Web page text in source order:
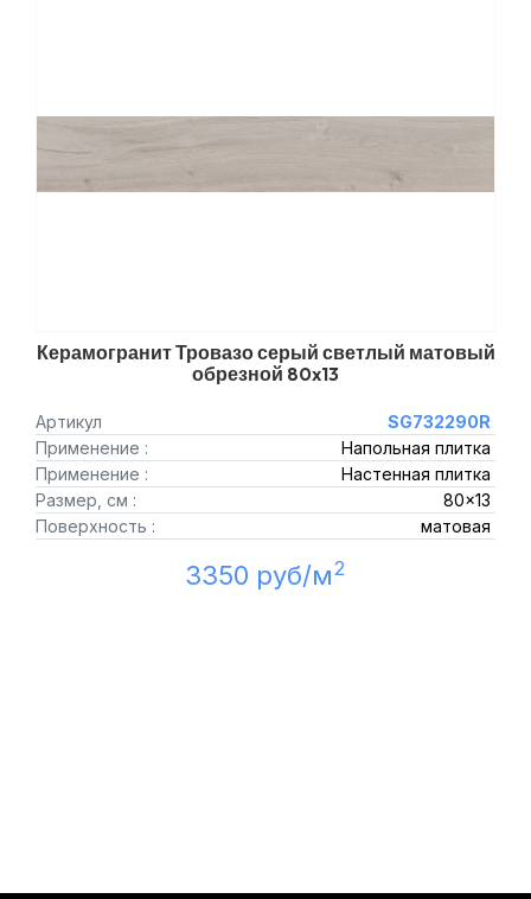
Керамогранит Тровазо серый светлый матовый
обрезной 80x13
Артикул
SG732290R
Применение :
Напольная плитка
Применение :
Настенная плитка
Размер, см :
80x13
Поверхность :
матовая
3350 руб/м2